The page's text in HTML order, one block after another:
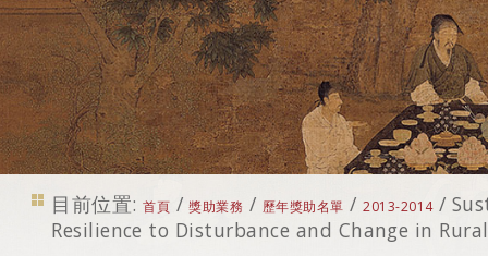
目前位置: 首頁 /獎助業務 / 歷年獎助名單 /2013-2014 /
Resilience to Disturbance and Change in